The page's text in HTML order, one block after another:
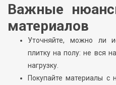
Важные
материалов
Уточняйте, можно ли
плитку на полу: не вся
нагрузку.
Покупайте материалы